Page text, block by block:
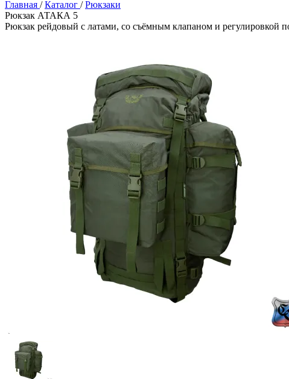
Главная / Каталог / Рюкзаки
Рюкзак АТАКА 5
Рюкзак рейдовый с латами, со съёмным клапаном и регулировкой